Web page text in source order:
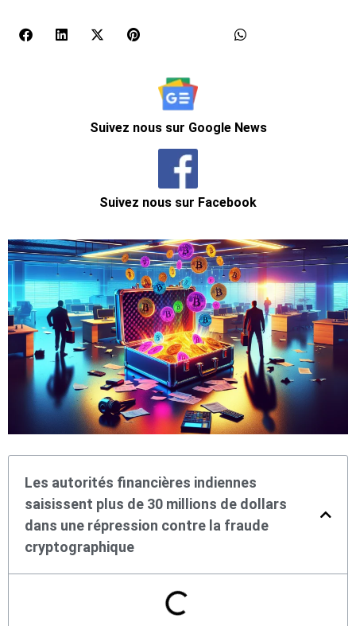
Suivez nous sur Google News
Suivez nous sur Facebook
Les autorités financières indiennes
saisissent plus de 30 millions de dollars
dans une répression contre la fraude
cryptographique